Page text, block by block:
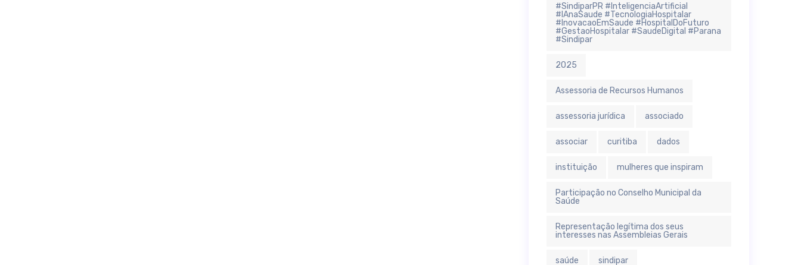
#SindiparPR #InteligenciaArtificial
#IAnaSaude #TecnologiaHospitalar
#InovacaoEmSaude #HospitalDoFuturo
#GestaoHospitalar #SaudeDigital #Parana
#Sindipar
2025
Assessoria de Recursos Humanos
assessoria jurídica associado
associar curitiba dados
instituição mulheres que inspiram
Participação no Conselho Municipal da
Saúde
Representação legítima dos seus
interesses nas Assembleias Gerais
saúde sindipar